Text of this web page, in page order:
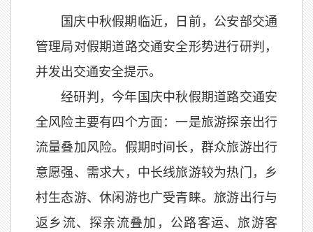
国庆中秋假期临近，日前，公安部交通
管理局对假期道路交通安全形势进行研判，
并发出交通安全提示。
经研判，今年国庆中秋假期道路交通安
全风险主要有四个方面：一是旅游探亲出行
流量叠加风险。假期时间长，群众旅游出行
意愿强、需求大，中长线旅游较为热门，乡
村生态游、休闲游也广受青睐。旅游出行与
返乡流、探亲流叠加，公路客运、旅游客